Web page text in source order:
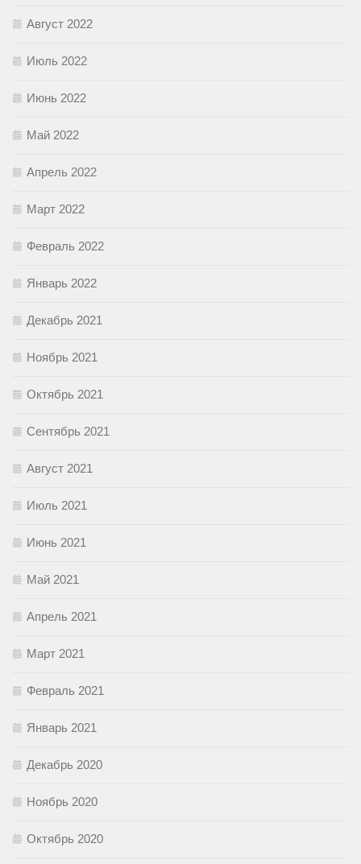
Август 2022
Июль 2022
Июнь 2022
Май 2022
Апрель 2022
Март 2022
Февраль 2022
Январь 2022
Декабрь 2021
Ноябрь 2021
Октябрь 2021
Сентябрь 2021
Август 2021
Июль 2021
Июнь 2021
Май 2021
Апрель 2021
Март 2021
Февраль 2021
Январь 2021
Декабрь 2020
Ноябрь 2020
Октябрь 2020